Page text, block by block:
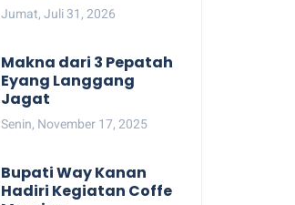
Jumat, Juli 31, 2026
Makna dari 3 Pepatah
Eyang Langgang
Jagat
Senin, November 17, 2025
Bupati Way Kanan
Hadiri Kegiatan Coffe